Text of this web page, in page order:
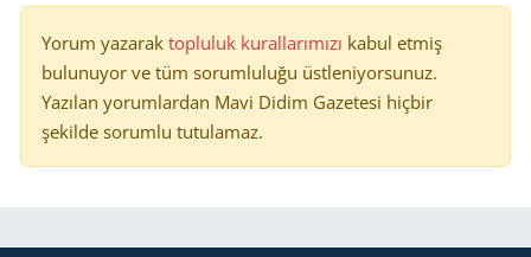
Yorum yazarak topluluk kurallarımızı kabul etmiş
bulunuyor ve tüm sorumluluğu üstleniyorsunuz.
Yazılan yorumlardan Mavi Didim Gazetesi hiçbir
şekilde sorumlu tutulamaz.